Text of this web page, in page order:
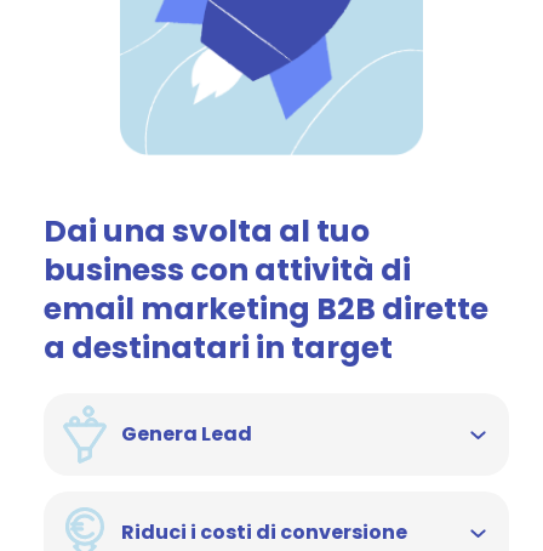
Dai una svolta al tuo
business con attività di
email marketing B2B dirette
a destinatari in target
Genera Lead
Riduci i costi di conversione